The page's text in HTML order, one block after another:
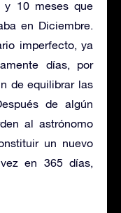
y 10 meses que
en Diciembre.
imperfecto, ya
días, por
de equilibrar las
de algún
al astrónomo
un nuevo
en 365 días,